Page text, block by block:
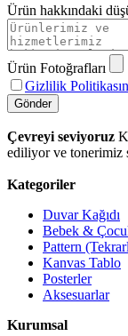
Ürün hakkındaki
Ürün Fotoğrafları
Gizlilik
Gönder
Çevreyi seviyoruz
ediliyor ve tonerimiz
Kategoriler
Duvar Kağıdı
Bebek &
Pattern
Kanvas Tablo
Posterler
Aksesuarlar
Kurumsal